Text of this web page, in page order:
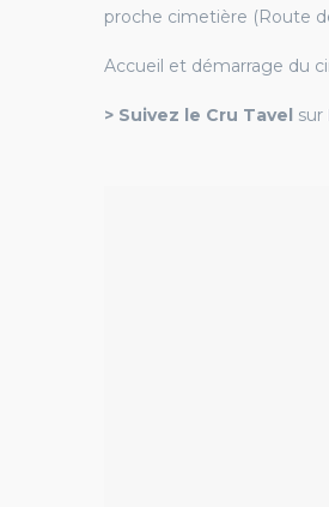
proche cimetière (Route
Accueil et démarrage du
> Suivez le Cru Tavel sur